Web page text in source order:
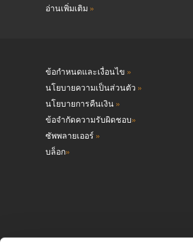
อ่านเพิ่มเติม »
ข้อกำหนดและเงื่อนไข »
นโยบายความเป็นส่วนตัว »
นโยบายการคืนเงิน »
ข้อจำกัดความรับผิดชอบ»
ซัพพลายเออร์ »
บล็อก»